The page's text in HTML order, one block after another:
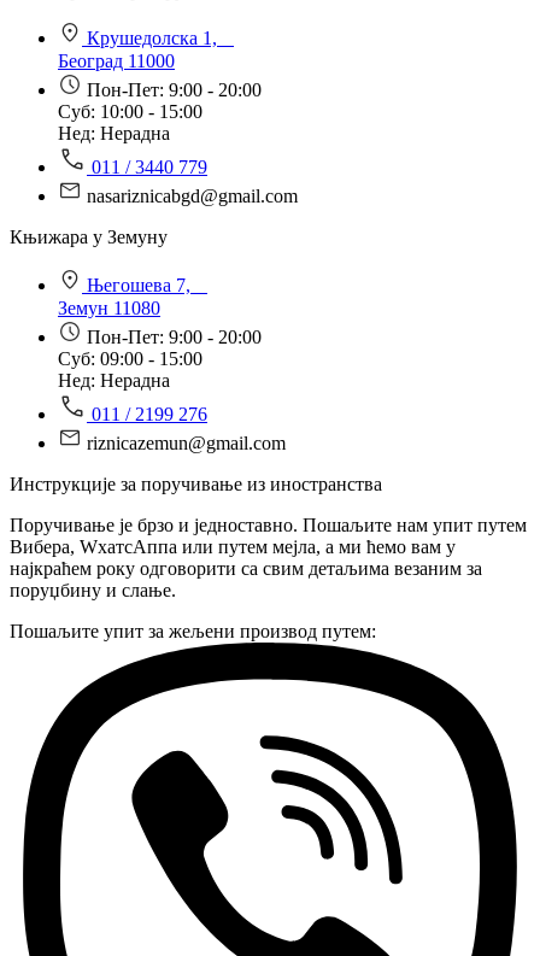
Крушедолска 1,
Београд 11000
Пон-Пет: 9:00 - 20:00
Суб: 10:00 - 15:00
Нед: Нерадна
011 / 3440 779
nasariznicabgd@gmail.com
Књижара у Земуну
Његошева 7,
Земун 11080
Пон-Пет: 9:00 - 20:00
Суб: 09:00 - 15:00
Нед: Нерадна
011 / 2199 276
riznicazemun@gmail.com
Инструкције за поручивање из иностранства
Поручивање је брзо и једноставно. Пошаљите нам упит путем
Вибера, WхатсАппа или путем мејла, а ми ћемо вам у
најкраћем року одговорити са свим детаљима везаним за
поруџбину и слање.
Пошаљите упит за жељени производ путем: